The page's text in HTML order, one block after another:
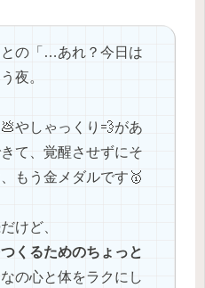
の「…あれ？今日は
夜。
やしゃっくり💨があ
て、覚醒させずにそ
もう金メダルです🥇
けど、
くるためのちょっと
の心と体をラクにし